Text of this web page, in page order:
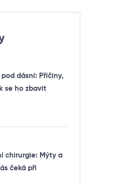
dásní: Příčiny,
se ho zbavit
chirurgie: Mýty a
čeká při